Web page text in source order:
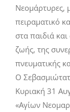
Νεομάρτυρες,
πειραματικό
στα παιδιά
ζωής, της
πνευματικής
Ο
Κυριακή 31
«Αγίων